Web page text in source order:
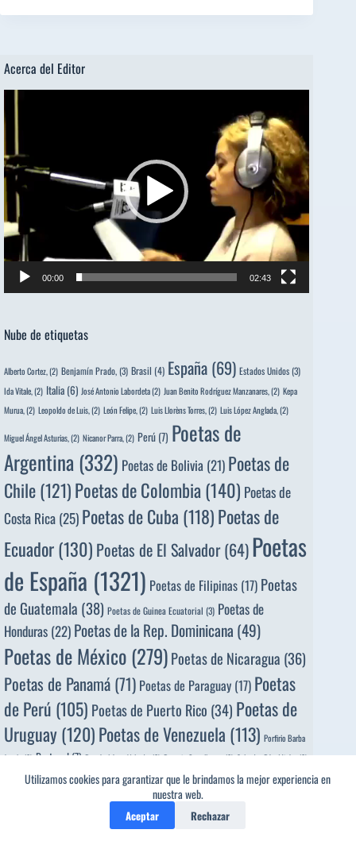
Utilizamos cookies para garantizar que le brindamos la mejor experiencia en
nuestra web.
Aceptar Rechazar
Acerca del Editor
de
vídeo
00:00 02:43
Nube de etiquetas
Alberto Cortez, (2) Benjamín Prado,(3) Brasil (4) España (69) Estados Unidos(3)
Ida Vitale, (2) Italia (6) José Antonio Labordeta(2) Juan Benito Rodríguez Manzanares, (2) Kepa
Murua, (2) Leopoldo de Luis, (2) León Felipe, (2) Luis Llorèns Torres, (2) Luis López Anglada, (2)
Miguel Ángel Asturias, (2) Nicanor Parra, (2) Perú (7) Poetas de
Argentina (332) Poetas de Bolivia (21) Poetas de
Chile(121)Poetas de Colombia(140) Poetas de
Costa Rica(25)Poetas de Cuba (118)Poetas de
Ecuador(130) Poetas de El Salvador(64)Poetas
de España (1321) Poetas de Filipinas (17) Poetas
de Guatemala (38) Poetas de Guinea Ecuatorial (3) Poetas de
Honduras (22) Poetas de la Rep. Dominicana (49)
Poetas de México(279)Poetas de Nicaragua (36)
Poetas de Panamá (71) Poetas de Paraguay (17) Poetas
de Perú (105) Poetas de Puerto Rico (34) Poetas de
Uruguay(120)Poetas de Venezuela (113) Porfirio Barba
Jacob,(2) Portugal(7) Ramón López Velarde,(2) Rosario Castellanos,(2) Salvador Díaz Mirón,(2)
Víctor Peña Dacosta,(2)